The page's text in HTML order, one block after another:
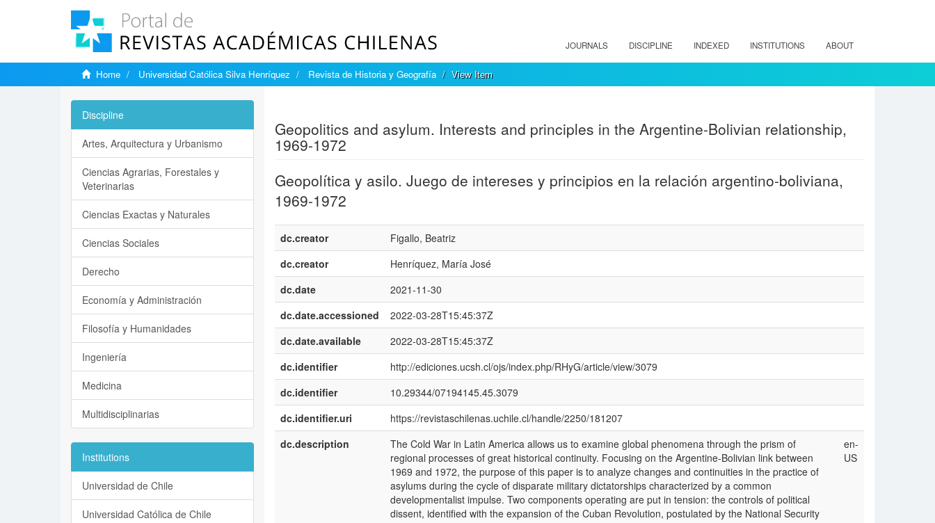
JOURNALS DISCIPLINE INDEXED INSTITUTIONS ABOUT
Home Universidad Católica Silva Henríquez Revista de Historia y Geografía View Item
Geopolitics and asylum. Interests and principles in the Argentine-Bolivian relationship,
1969-1972
Geopolí­tica y asilo. Juego de intereses y principios en la relación argentino-boliviana,
1969-1972
dc.creator
Figallo, Beatriz
dc.creator
Henrí­quez, Marí­a José
dc.date
2021-11-30
dc.date.accessioned
2022-03-28T15:45:37Z
dc.date.available
2022-03-28T15:45:37Z
dc.identifier
http://ediciones.ucsh.cl/ojs/index.php/RHyG/article/view/3079
dc.identifier
10.29344/07194145.45.3079
dc.identifier.uri
https://revistaschilenas.uchile.cl/handle/2250/181207
dc.description
The Cold War in Latin America allows us to examine global phenomena through the prism of
regional processes of great historical continuity. Focusing on the Argentine-Bolivian link between
1969 and 1972, the purpose of this paper is to analyze changes and continuities in the practice of
asylums during the cycle of disparate military dictatorships characterized by a common
developmentalist impulse. Two components operating are put in tension: the controls of political
dissent, identified with the expansion of the Cuban Revolution, postulated by the National Security
en-
US
Discipline
Artes, Arquitectura y Urbanismo
Ciencias Agrarias, Forestales y
Veterinarias
Ciencias Exactas y Naturales
Ciencias Sociales
Derecho
Economía y Administración
Filosofía y Humanidades
Ingeniería
Medicina
Multidisciplinarias
Institutions
Universidad de Chile
Universidad Católica de Chile